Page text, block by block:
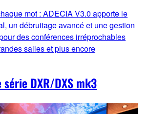
mot : ADECIA V3.0 apporte le
un débruitage avancé et une gestion
des conférences irréprochables
salles et plus encore
série DXR/DXS mk3